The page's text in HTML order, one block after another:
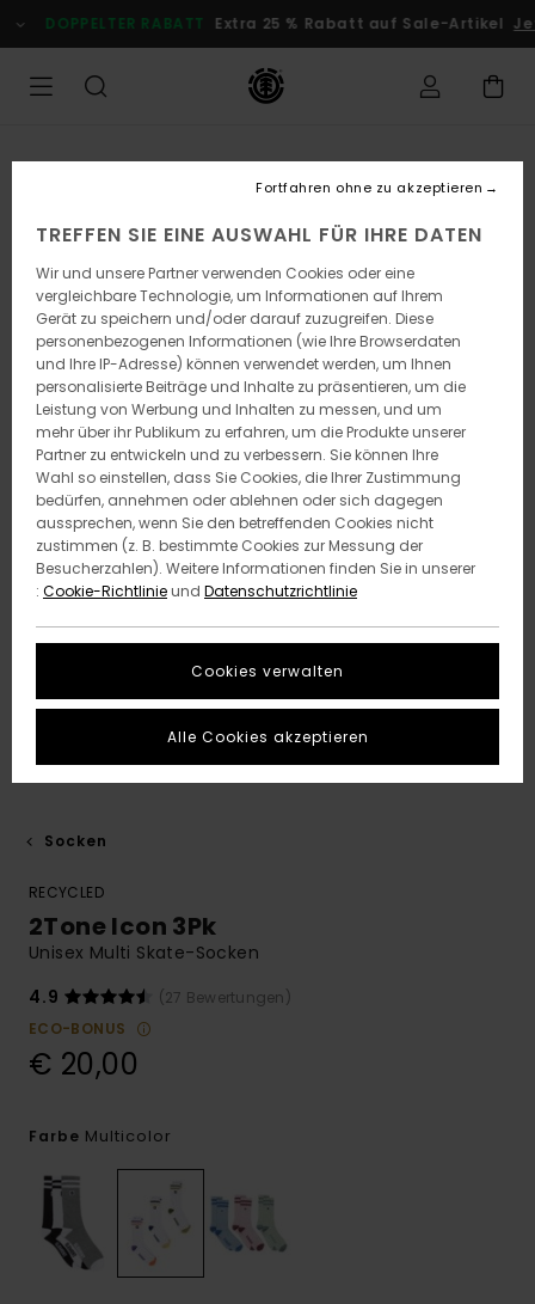
zur
Produktinformation
DOPPELTER RABATT Extra 25 % Rabatt auf Sale-Artikel
Socken
RECYCLED
2Tone Icon 3Pk
Unisex Multi Skate-Socken
4.9
(27 Bewertungen)
ECO-BONUS
€ 20,00
Farbe Multicolor
TREFFEN SIE EINE AUSWAHL FÜR IHRE DATEN
Wir und unsere Partner verwenden Cookies oder eine
vergleichbare Technologie, um Informationen auf Ihrem
Gerät zu speichern und/oder darauf zuzugreifen. Diese
personenbezogenen Informationen (wie Ihre Browserdaten
und Ihre IP-Adresse) können verwendet werden, um Ihnen
personalisierte Beiträge und Inhalte zu präsentieren, um die
Leistung von Werbung und Inhalten zu messen, und um
mehr über ihr Publikum zu erfahren, um die Produkte unserer
Partner zu entwickeln und zu verbessern. Sie können Ihre
Wahl so einstellen, dass Sie Cookies, die Ihrer Zustimmung
bedürfen, annehmen oder ablehnen oder sich dagegen
aussprechen, wenn Sie den betreffenden Cookies nicht
zustimmen (z. B. bestimmte Cookies zur Messung der
Besucherzahlen). Weitere Informationen finden Sie in unserer
: Cookie-Richtlinieund Datenschutzrichtlinie
Cookies verwalten
Fortfahren ohne zu akzeptieren
Alle Cookies akzeptieren